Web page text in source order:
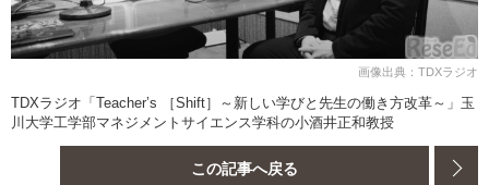
画像出典：TDXラジオ
TDXラジオ「Teacher’s ［Shift］～新しい学びと先生の働き方改革～」玉
川大学工学部マネジメントサイエンス学科の小酒井正和教授
この記事へ戻る